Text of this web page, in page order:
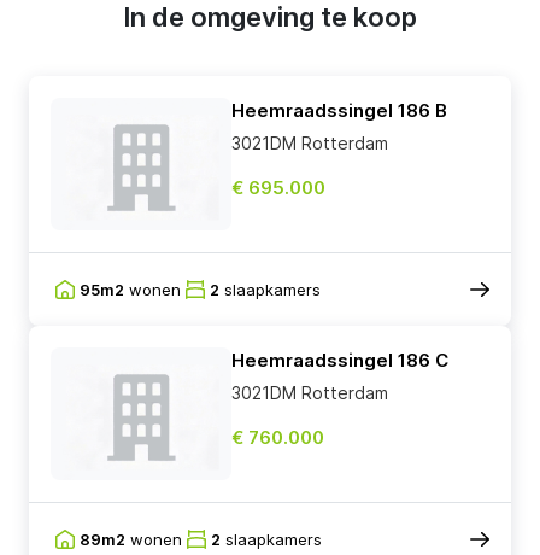
In de omgeving te koop
Heemraadssingel 186 B
3021DM Rotterdam
€ 695.000
95m2 wonen 2 slaapkamers
Heemraadssingel 186 C
3021DM Rotterdam
€ 760.000
89m2 wonen 2 slaapkamers